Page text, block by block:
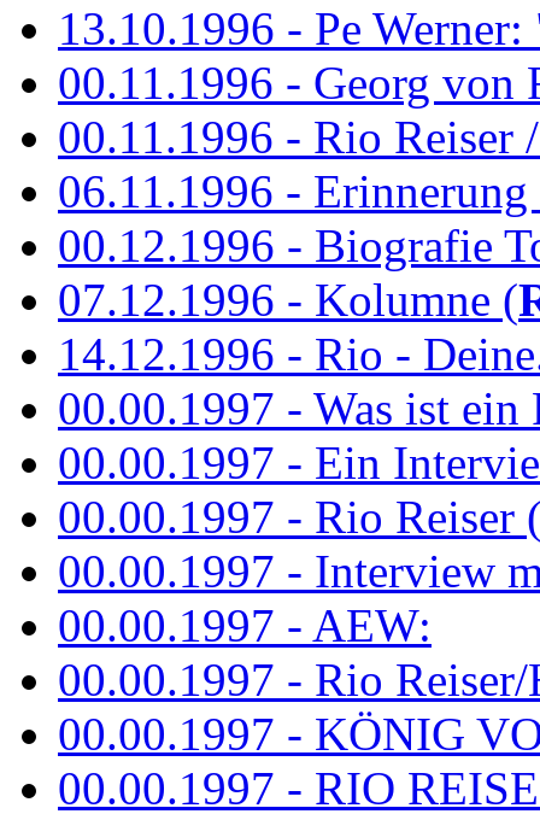
13.10.1996 - Pe
00.11.1996 - Georg von
00.11.1996 - Rio Reiser
06.11.1996 -
00.12.1996 - Biografie
07.12.1996 - Kolumne (
14.12.1996 - Rio -
00.00.1997 - Was ist ein
00.00.1997 - Ein
00.00.1997 - Rio Reiser
00.00.1997 - Interview
00.00.1997 - AEW:
00.00.1997 - Rio Reiser/
00.00.1997 - KÖNIG
00.00.1997 - RIO